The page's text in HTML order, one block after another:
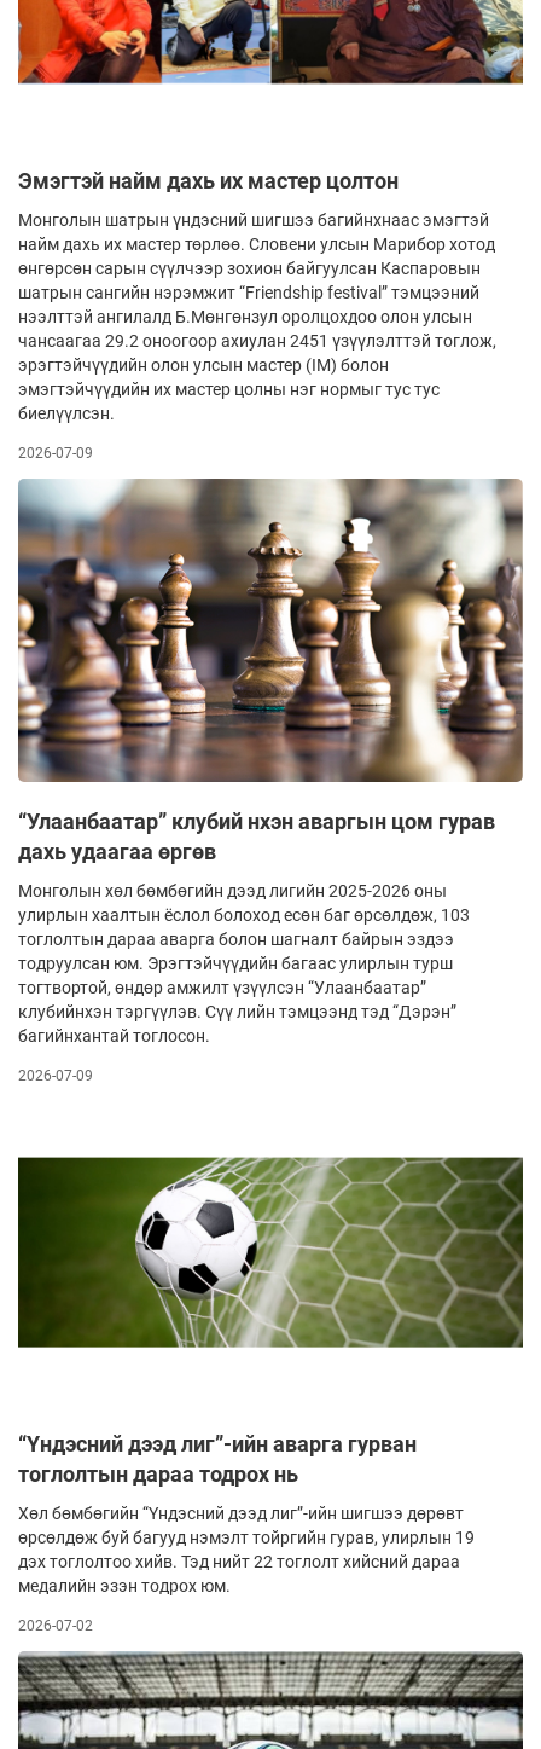
Эмэгтэй найм дахь их мастер цолтон
Монголын шатрын үндэсний шигшээ багийнхнаас эмэгтэй
найм дахь их мастер төрлөө. Словени улсын Марибор хотод
өнгөрсөн сарын сүүлчээр зохион байгуулсан Каспаровын
шатрын сангийн нэрэмжит “Friendship festival” тэмцээний
нээлттэй ангилалд Б.Мөнгөнзул оролцохдоо олон улсын
чансаагаа 29.2 оноогоор ахиулан 2451 үзүүлэлттэй тоглож,
эрэгтэйчүүдийн олон улсын мастер (IM) болон
эмэгтэйчүүдийн их мастер цолны нэг нормыг тус тус
биелүүлсэн.
2026-07-09
“Улаанбаатар” клубий нхэн аваргын цом гурав
дахь удаагаа өргөв
Монголын хөл бөмбөгийн дээд лигийн 2025-2026 оны
улирлын хаалтын ёслол болоход есөн баг өрсөлдөж, 103
тоглолтын дараа аварга болон шагналт байрын эздээ
тодруулсан юм. Эрэгтэйчүүдийн багаас улирлын турш
тогтвортой, өндөр амжилт үзүүлсэн “Улаанбаатар”
клубийнхэн тэргүүлэв. Сүү­ лийн тэмцээнд тэд “Дэрэн”
багийнхантай тоглосон.
2026-07-09
“Үндэсний дээд лиг”-ийн аварга гурван
тоглолтын дараа тодрох нь
Хөл бөмбөгийн “Үндэсний дээд лиг”-ийн шигшээ дөрөвт
өрсөлдөж буй багууд нэмэлт тойргийн гурав, улирлын 19
дэх тоглолтоо хийв. Тэд нийт 22 тоглолт хийсний дараа
медалийн эзэн тодрох юм.
2026-07-02